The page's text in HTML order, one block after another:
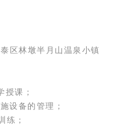
区林墩半月山温泉小镇
授课；
设备的管理；
练；